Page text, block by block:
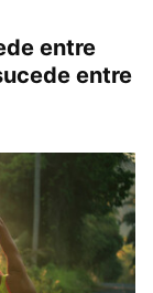
entre
entre